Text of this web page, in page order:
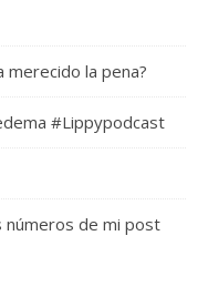
merecido la pena?
#Lippypodcast
números de mi post